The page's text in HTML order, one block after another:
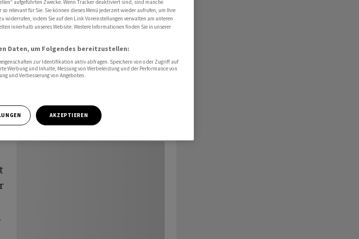
aufgeführten Zwecke. Wenn Tracker deaktiviert sind, sind manche
relevant für Sie. Sie können dieses Menü jederzeit wieder aufrufen, um Ihre
widerrufen, indem Sie auf den Link Voreinstellungen verwalten am unteren
innerhalb unseres Website. Weitere Informationen finden Sie in unserer
Daten, um Folgendes bereitzustellen:
zur Identifikation aktiv abfragen. Speichern von oder Zugriff auf
Werbung und Inhalte, Messung von Werbeleistung und der Performance von
und Verbesserung von Angeboten.
AKZEPTIEREN